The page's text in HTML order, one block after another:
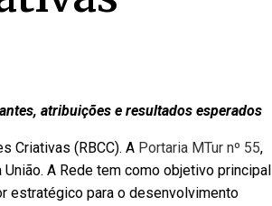
atribuições e resultados esperados
Criativas (RBCC). A Portaria MTur nº 55,
A Rede tem como objetivo principal
estratégico para o desenvolvimento